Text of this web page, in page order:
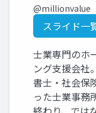
@millionvalue
スライド一
士業専門のホ
ング支援会社
書士・社会保
った士業事務